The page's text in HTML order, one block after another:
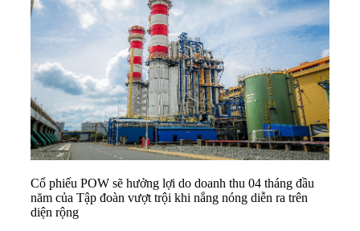
Cổ phiếu POW sẽ hưởng lợi do doanh thu 04 tháng đầu
năm của Tập đoàn vượt trội khi nắng nóng diễn ra trên
diện rộng